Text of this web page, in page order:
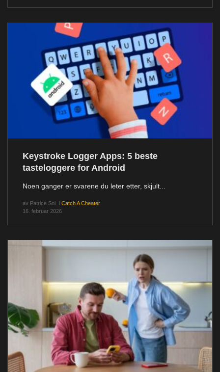
Keystroke Logger Apps: 5 beste
tasteloggere for Android
Noen ganger er svarene du leter etter, skjult...
av Patrice Sol i Catch A Cheater
16. februar 2026